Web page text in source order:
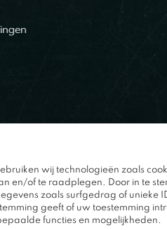
wij technologieën zoals
en/of te raadplegen. Door in te
zoals surfgedrag of unieke
geeft of uw toestemming
functies en mogelijkheden.